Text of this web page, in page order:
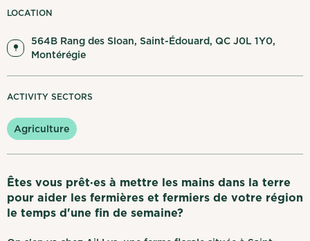
My notifications
LOCATION
564B Rang des Sloan, Saint-Édouard, QC J0L 1Y0,
Montérégie
ACTIVITY SECTORS
Agriculture
Êtes vous prêt·es à mettre les mains dans la terre
pour aider les fermières et fermiers de votre région
le temps d'une fin de semaine?